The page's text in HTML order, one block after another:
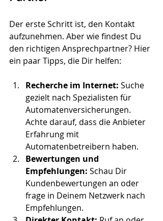
Der erste Schritt ist, den Kontakt
aufzunehmen. Aber wie findest Du
den richtigen Ansprechpartner? Hier
ein paar Tipps, die Dir helfen:
Recherche im Internet: Suche
gezielt nach Spezialisten für
Automatenversicherungen.
Achte darauf, dass die Anbieter
Erfahrung mit
Automatenbetreibern haben.
Bewertungen und
Empfehlungen: Schau Dir
Kundenbewertungen an oder
frage in Deinem Netzwerk nach
Empfehlungen.